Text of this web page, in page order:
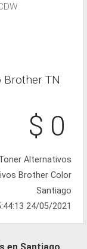
Brother TN
$ 0
Alternativos
Brother Color
Santiago
24/05/2021